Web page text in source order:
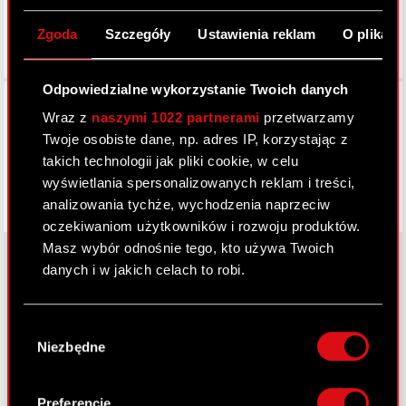
Zgoda Szczegóły Ustawienia reklam O
Odpowiedzialne wykorzystanie Twoich danych
Wraz z naszymi 1022 partnerami przetwarzamy
Twoje osobiste dane, np. adres IP, korzystając z
takich technologii jak pliki cookie, w celu
wyświetlania spersonalizowanych reklam i treści,
analizowania tychże, wychodzenia naprzeciw
oczekiwaniom użytkowników i rozwoju produktów.
Masz wybór odnośnie tego, kto używa Twoich
danych i w jakich celach to robi.
lokalizacji geograficznej z dokładnością nawet
Identyfikować Twoje urządzenie, aktywnie
zgody
Niezbędne
Preferencje
Facebook
O CD PROJEKT
Grupa Kapitałowa